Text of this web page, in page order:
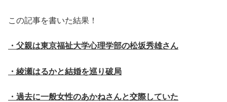
この記事を書いた結果！
・父親は東京福祉大学心理学部の松坂秀雄さん
・綾瀬はるかと結婚を巡り破局
・過去に一般女性のあかねさんと交際していた